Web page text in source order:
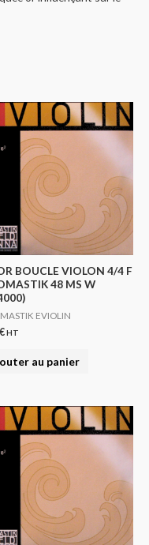
BOUCLE VIOLON 4/4 F
48 MS W
EVIOLIN
€HT
au panier